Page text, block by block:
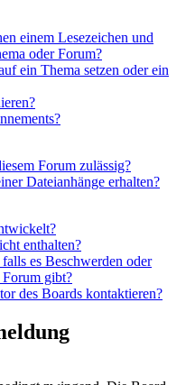
einem Lesezeichen und
oder Forum?
ein Thema setzen oder ein
Forum zulässig?
Dateianhänge erhalten?
enthalten?
es Beschwerden oder
gibt?
des Boards kontaktieren?